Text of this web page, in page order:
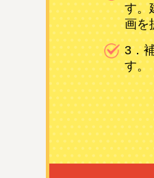
す。
画を
3．
す。